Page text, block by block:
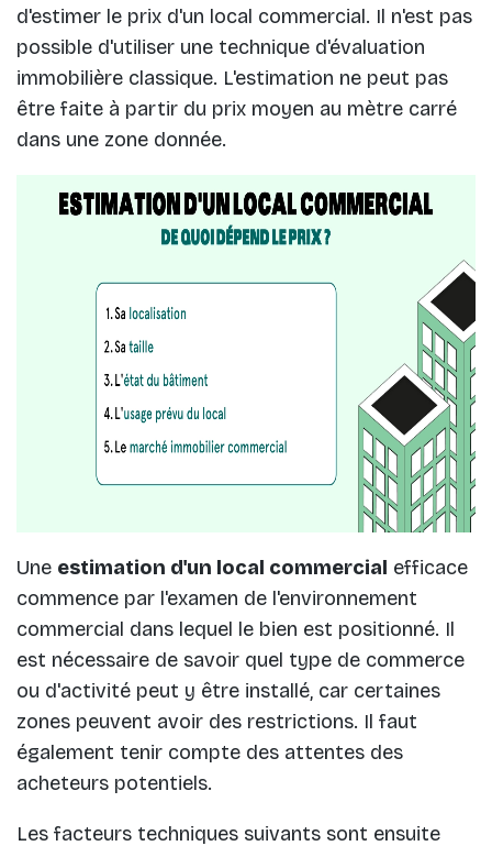
d'estimer le prix d'un local commercial. Il n'est pas
possible d'utiliser une technique d'évaluation
immobilière classique. L'estimation ne peut pas
être faite à partir du prix moyen au mètre carré
dans une zone donnée.
Une estimation d'un local commercial efficace
commence par l'examen de l'environnement
commercial dans lequel le bien est positionné. Il
est nécessaire de savoir quel type de commerce
ou d'activité peut y être installé, car certaines
zones peuvent avoir des restrictions. Il faut
également tenir compte des attentes des
acheteurs potentiels.
Les facteurs techniques suivants sont ensuite